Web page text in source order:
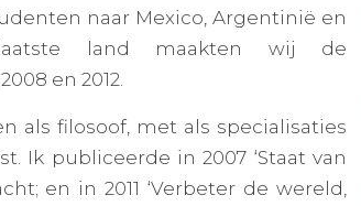
naar Mexico, Argentinië en
land maakten wij de
en 2012.
als filosoof, met als specialisaties
Ik publiceerde in 2007 ‘Staat van
en in 2011 ‘Verbeter de wereld,